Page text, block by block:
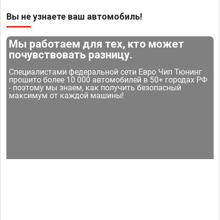
Вы не узнаете ваш автомобиль!
Мы работаем для тех, кто может
почувствовать разницу.
Специалистами федеральной сети Евро Чип Тюнинг
прошито более 10 000 автомобилей в 50+ городах РФ
- поэтому мы знаем, как получить безопасный
максимум от каждой машины!